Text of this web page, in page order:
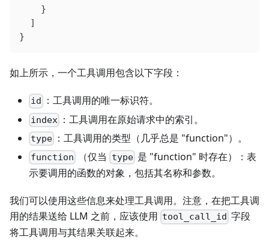
    }
  ]
}
如上所示，一个工具调用包含以下字段：
id ：工具调用的唯一标识符。
index ：工具调用在原始请求中的索引。
type ：工具调用的类型（几乎总是 "function"）。
function （仅当 type是 "function" 时存在）：表
示要调用的函数的对象，包括其名称和参数。
我们可以使用这些信息来处理工具调用。注意，在把工具调
用的结果送给 LLM 之前，应该使用 tool_call_id 字段
将工具调用与其结果关联起来。